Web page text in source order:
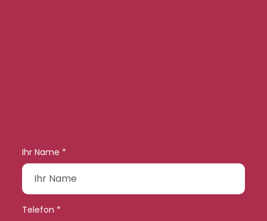
Ihr Name *
Telefon *